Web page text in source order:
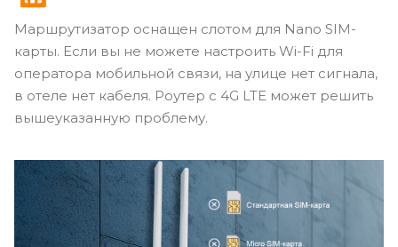
Маршрутизатор оснащен слотом для Nano SIM-
карты. Если вы не можете настроить Wi-Fi для
оператора мобильной связи, на улице нет сигнала,
в отеле нет кабеля. Роутер с 4G LTE может решить
вышеуказанную проблему.